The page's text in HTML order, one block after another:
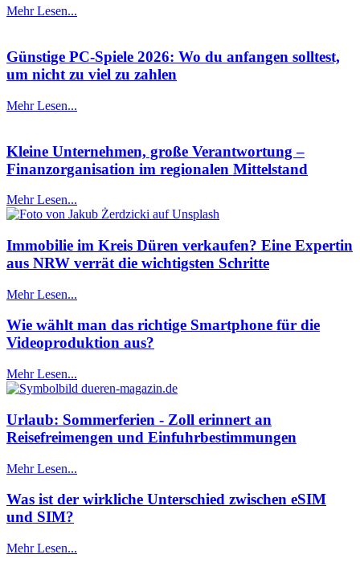
Mehr Lesen...
Günstige PC-Spiele 2026: Wo du anfangen solltest,
um nicht zu viel zu zahlen
Mehr Lesen...
Kleine Unternehmen, große Verantwortung –
Finanzorganisation im regionalen Mittelstand
Mehr Lesen...
Immobilie im Kreis Düren verkaufen? Eine Expertin
aus NRW verrät die wichtigsten Schritte
Mehr Lesen...
Wie wählt man das richtige Smartphone für die
Videoproduktion aus?
Mehr Lesen...
Urlaub: Sommerferien - Zoll erinnert an
Reisefreimengen und Einfuhrbestimmungen
Mehr Lesen...
Was ist der wirkliche Unterschied zwischen eSIM
und SIM?
Mehr Lesen...